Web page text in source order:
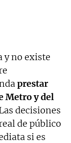
y no existe
prestar
Metro y del
decisiones
de público
si es